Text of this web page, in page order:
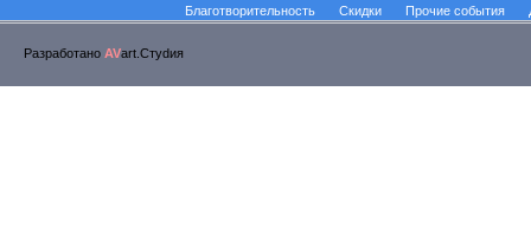
Благотворительность
Скидки Прочие события
Разработано AVart.Стуdия